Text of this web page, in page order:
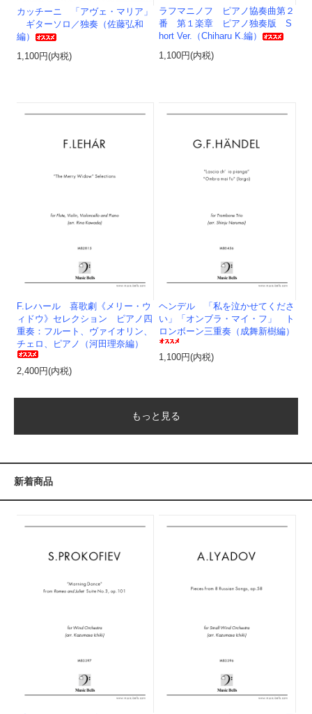
カッチーニ 「アヴェ・マリア」
ギターソロ／独奏（佐藤弘和
編）
1,100円(内税)
ラフマニノフ ピアノ協奏曲第２
番 第１楽章 ピアノ独奏版 S
hort Ver.（Chiharu K.編）
1,100円(内税)
F.レハール 喜歌劇《メリー・ウ
ィドウ》セレクション ピアノ四
重奏：フルート、ヴァイオリン、
チェロ、ピアノ（河田理奈編）
2,400円(内税)
ヘンデル 「私を泣かせてくださ
い」「オンブラ・マイ・フ」 ト
ロンボーン三重奏（成舞新樹編）
1,100円(内税)
もっと見る
新着商品